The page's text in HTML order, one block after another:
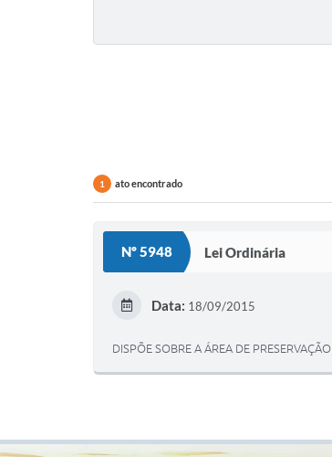
1 ato encontrado
Nº 5948 Lei Ordinária
Data: 18/09/2015
DISPÕE SOBRE A ÁREA DE